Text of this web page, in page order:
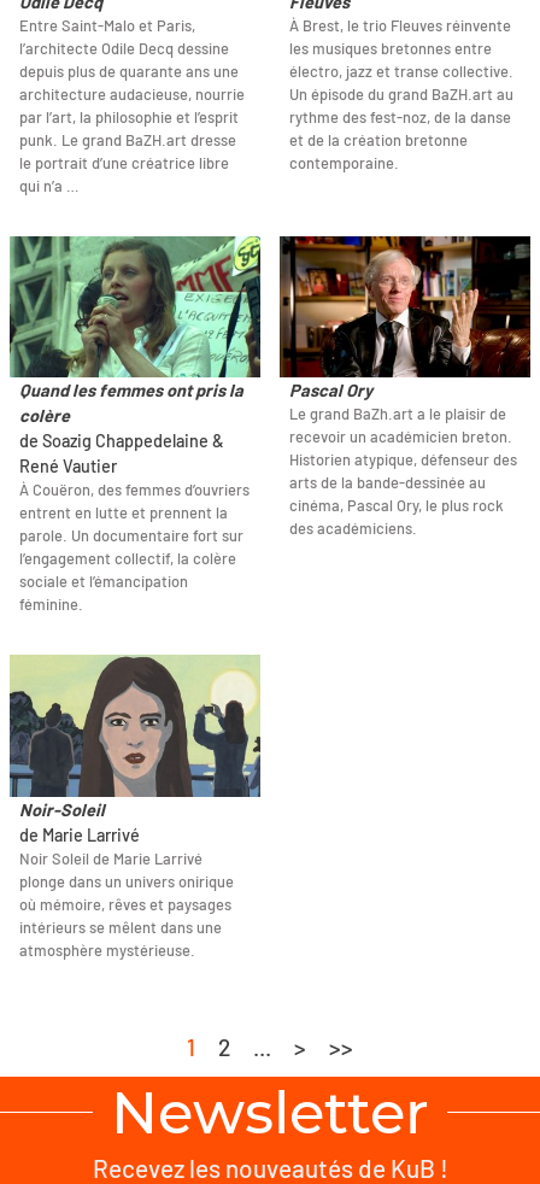
Entre Saint-Malo et Paris,
l’architecte Odile Decq dessine
depuis plus de quarante ans une
architecture audacieuse, nourrie
par l’art, la philosophie et l’esprit
punk. Le grand BaZH.art dresse
le portrait d’une créatrice libre
qui n’a …
À Brest, le trio Fleuves réinvente
les musiques bretonnes entre
électro, jazz et transe collective.
Un épisode du grand BaZH.art au
rythme des fest-noz, de la danse
et de la création bretonne
contemporaine.
Quand les femmes ont pris la
colère
de Soazig Chappedelaine &
René Vautier
À Couëron, des femmes d’ouvriers
entrent en lutte et prennent la
parole. Un documentaire fort sur
l’engagement collectif, la colère
sociale et l’émancipation
féminine.
Pascal Ory
Le grand BaZh.art a le plaisir de
recevoir un académicien breton.
Historien atypique, défenseur des
arts de la bande-dessinée au
cinéma, Pascal Ory, le plus rock
des académiciens.
Noir-Soleil
de Marie Larrivé
Noir Soleil de Marie Larrivé
plonge dans un univers onirique
où mémoire, rêves et paysages
intérieurs se mêlent dans une
atmosphère mystérieuse.
1 2 ... > >>
Newsletter
Recevez les nouveautés de KuB !